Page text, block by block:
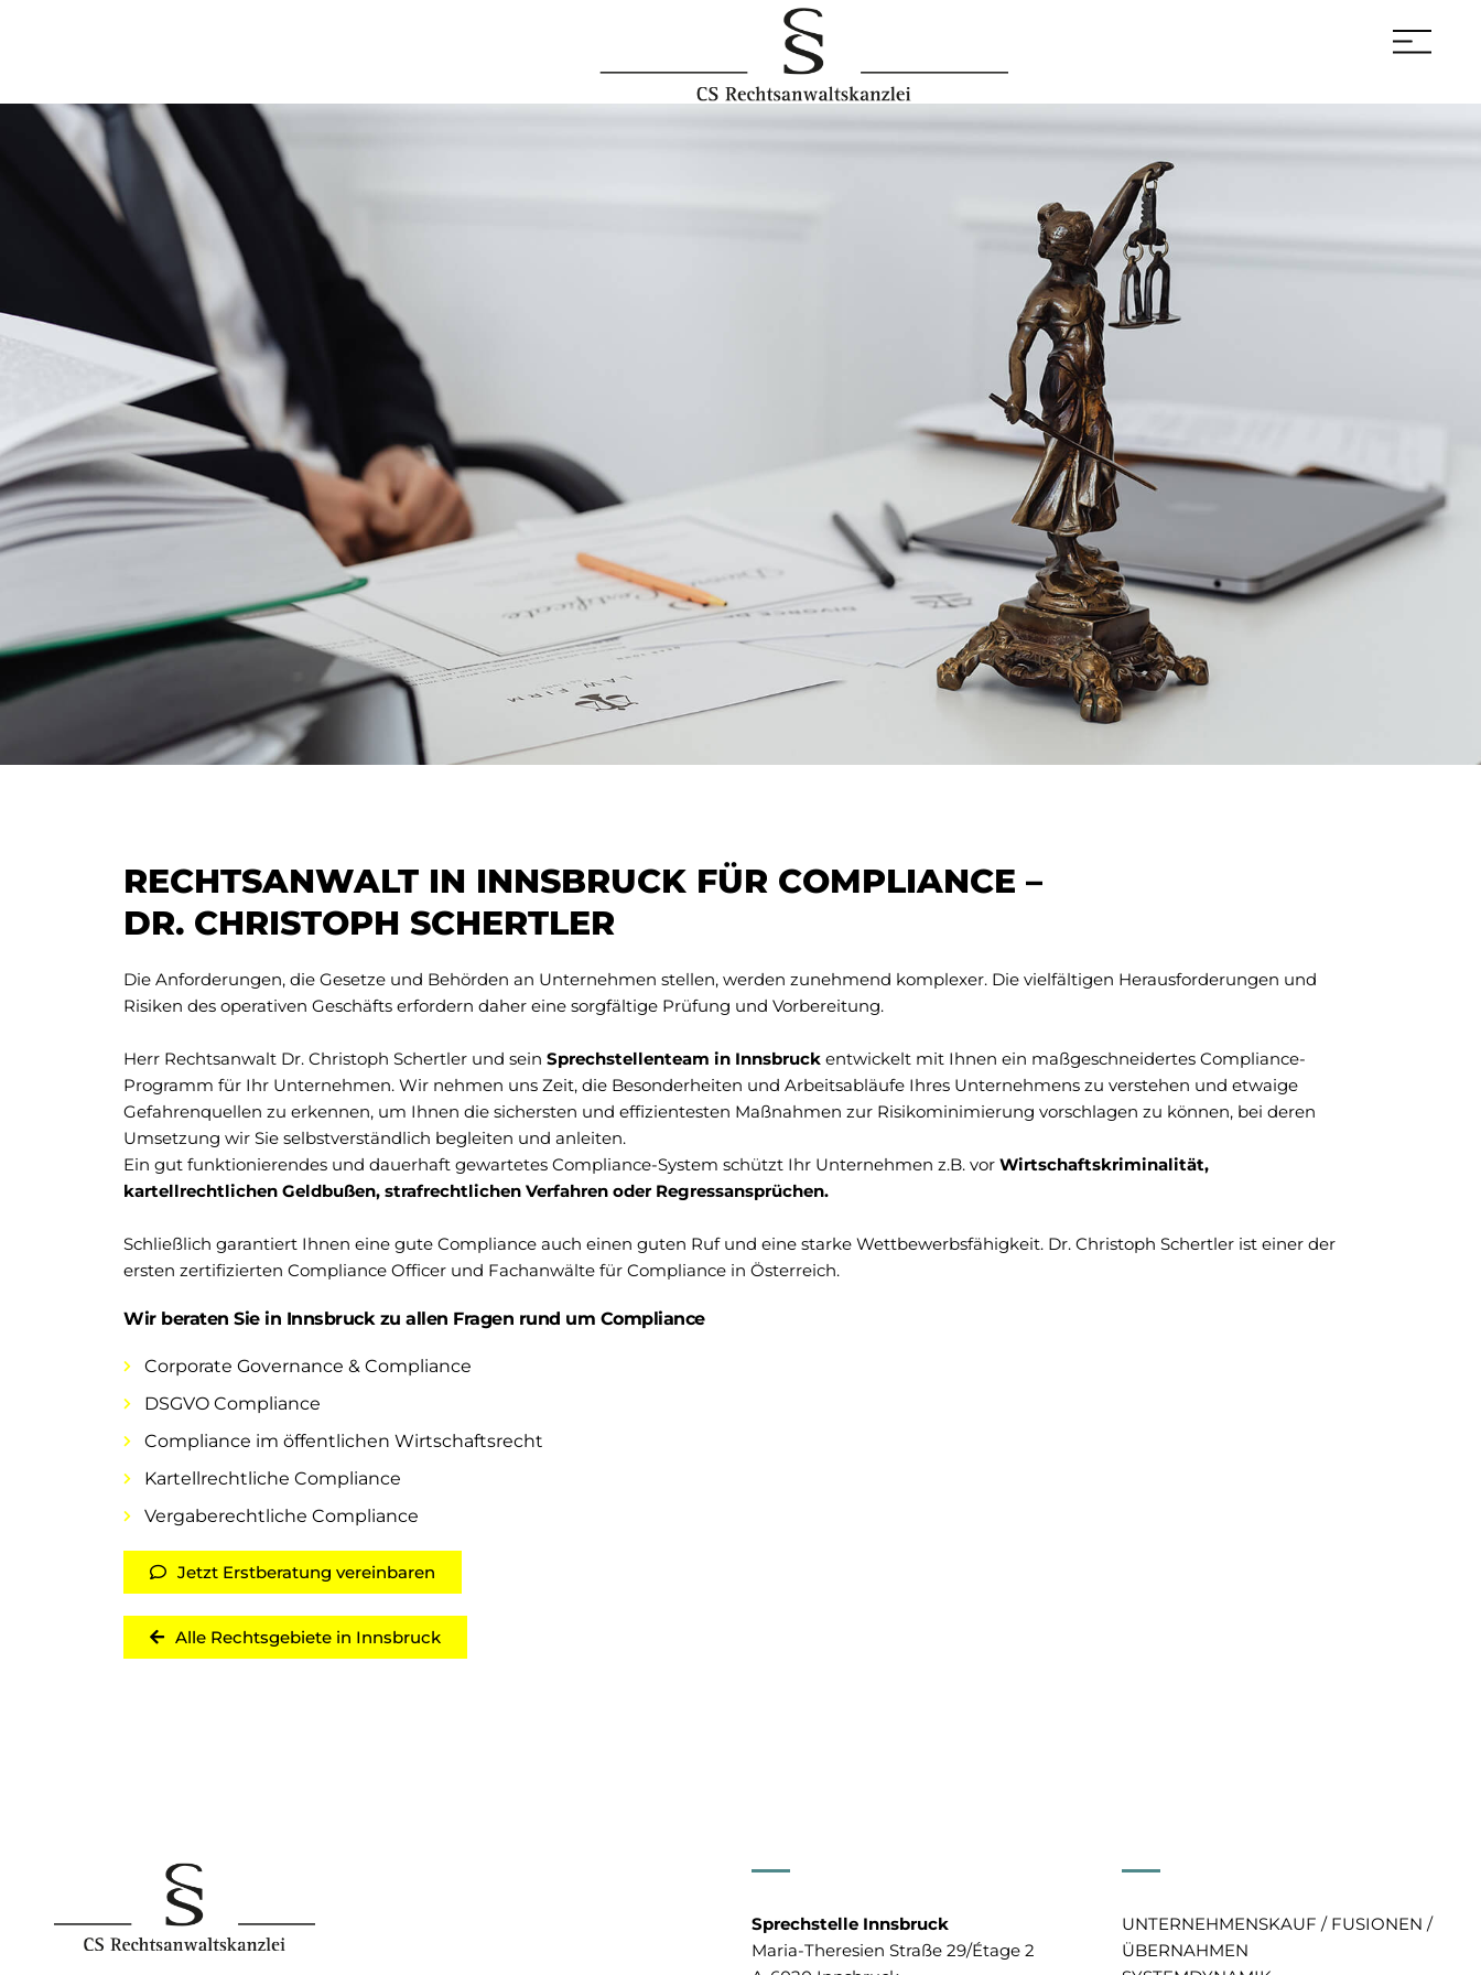
RECHTSANWALT IN INNSBRUCK FÜR COMPLIANCE –
DR. CHRISTOPH SCHERTLER
Die Anforderungen, die Gesetze und Behörden an Unternehmen stellen, werden zunehmend komplexer. Die vielfältigen Herausforderungen und
Risiken des operativen Geschäfts erfordern daher eine sorgfältige Prüfung und Vorbereitung.
Herr Rechtsanwalt Dr. Christoph Schertler und sein Sprechstellenteam in Innsbruck entwickelt mit Ihnen ein maßgeschneidertes Compliance-
Programm für Ihr Unternehmen. Wir nehmen uns Zeit, die Besonderheiten und Arbeitsabläufe Ihres Unternehmens zu verstehen und etwaige
Gefahrenquellen zu erkennen, um Ihnen die sichersten und effizientesten Maßnahmen zur Risikominimierung vorschlagen zu können, bei deren
Umsetzung wir Sie selbstverständlich begleiten und anleiten.
Ein gut funktionierendes und dauerhaft gewartetes Compliance-System schützt Ihr Unternehmen z.B. vor Wirtschaftskriminalität,
kartellrechtlichen Geldbußen, strafrechtlichen Verfahren oder Regressansprüchen.
Schließlich garantiert Ihnen eine gute Compliance auch einen guten Ruf und eine starke Wettbewerbsfähigkeit. Dr. Christoph Schertler ist einer der
ersten zertifizierten Compliance Officer und Fachanwälte für Compliance in Österreich.
Wir beraten Sie in Innsbruck zu allen Fragen rund um Compliance
Corporate Governance & Compliance
DSGVO Compliance
Compliance im öffentlichen Wirtschaftsrecht
Kartellrechtliche Compliance
Vergaberechtliche Compliance
Jetzt Erstberatung vereinbaren
Alle Rechtsgebiete in Innsbruck
Sprechstelle Innsbruck
Maria-Theresien Straße 29/Étage 2
UNTERNEHMENSKAUF / FUSIONEN /
ÜBERNAHMEN